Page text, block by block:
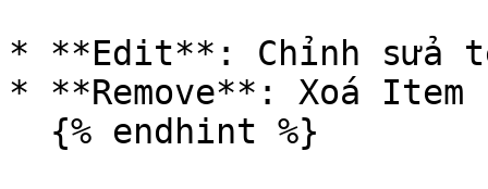
* **Edit**: Chỉnh sửa
* **Remove**: Xoá Item